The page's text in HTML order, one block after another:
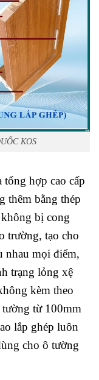
KOS
hợp cao cấp
thêm bằng thép
không bị cong
trường, tạo cho
nhau mọi điểm,
trạng lỏng xệ
kèm theo
từ 100mm
lắp ghép luôn
cho ô tường